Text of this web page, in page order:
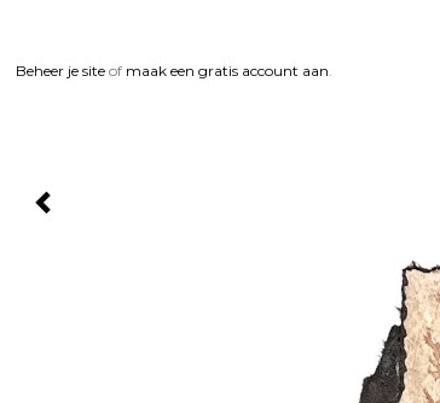
Beheer je site of maak een gratis account aan.